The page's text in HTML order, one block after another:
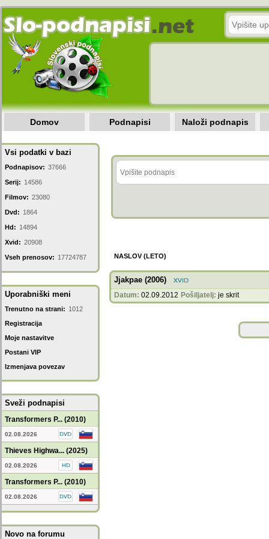
Domov Podnapisi Naloži podnapis
Vsi podatki v bazi
Podnapisov: 37666
Serij: 14586
Filmov: 23080
Dvd: 1864
Hd: 14894
Xvid: 20908
Vseh prenosov: 17724787
Uporabniški meni
Trenutno na strani: 1012
Registracija
Moje nastavitve
Postani VIP
Izmenjava povezav
Sveži podnapisi
Transformers P... (2010)
02.08.2026
Thieves Highwa... (2025)
02.08.2026
Transformers P... (2010)
02.08.2026
Novo na forumu
NASLOV (LETO)
Jjakpae (2006)
Datum: 02.09.2012 Pošiljatelj: je skrit